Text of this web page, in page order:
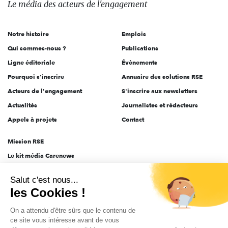
l'engagement
Le média des acteurs de l'engagement
Notre histoire
Qui sommes-nous ?
Ligne éditoriale
Pourquoi s'inscrire
Acteurs de l'engagement
Actualités
Appels à projets
Emplois
Publications
Évènements
Annuaire des solutions RSE
S'inscrire aux newsletters
Journalistes et rédacteurs
Contact
Mission RSE
Le kit média Carenews
AEF info
Novethic
PRODURABLE
Salut c'est nous...
les Cookies !
On a attendu d'être sûrs que le contenu de
ce site vous intéresse avant de vous